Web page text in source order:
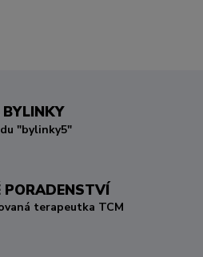
"bylinky5"
PORADENSTVÍ
terapeutka TCM